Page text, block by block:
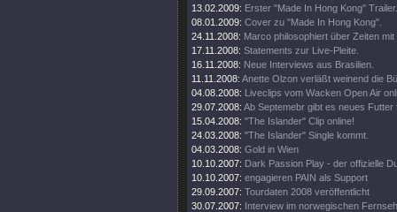
13.02.2009: Erster "Made In Hong Kong" Trailer.
08.01.2009: Cover zu "Made In Hong Kong".
24.11.2008: Marco philosophiert über Zeiten mit
17.11.2008: Statements zur Live-Pleite.
16.11.2008: Neue Interviews aus Brasilien.
11.11.2008: Anette Olzon verläßt weinend die
04.08.2008: Liveclips vom Wacken Open Air
29.07.2008: Ab Septemebr gibt es neues Futter
15.04.2008: "The Islander" Clip online!
24.03.2008: "The Islander" Single kommt.
04.03.2008: Gold in Wien
10.10.2007: Dark Passion Play - der offizielle
10.10.2007: engagieren PAIN als Support
29.09.2007: Tourdaten 2008 veröffentlicht
30.07.2007: Interview im norwegischen